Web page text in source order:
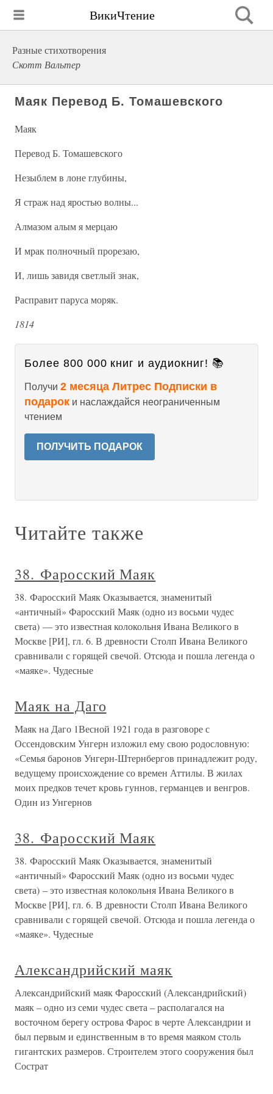
ВикиЧтение
Разные стихотворения
Скотт Вальтер
Маяк Перевод Б. Томашевского
Маяк
Перевод Б. Томашевского
Незыблем в лоне глубины,
Я страж над яростью волны...
Алмазом алым я мерцаю
И мрак полночный прорезаю,
И, лишь завидя светлый знак,
Расправит паруса моряк.
1814
Более 800 000 книг и аудиокниг! 📚
Получи 2 месяца Литрес Подписки в
подарок и наслаждайся неограниченным
чтением
ПОЛУЧИТЬ ПОДАРОК
Читайте также
38. Фаросский Маяк
38. Фаросский Маяк Оказывается, знаменитый
«античный» Фаросский Маяк (одно из восьми чудес
света) — это известная колокольня Ивана Великого в
Москве [РИ], гл. 6. В древности Столп Ивана Великого
сравнивали с горящей свечой. Отсюда и пошла легенда о
«маяке». Чудесные
Маяк на Даго
Маяк на Даго 1Весной 1921 года в разговоре с
Оссендовским Унгерн изложил ему свою родословную:
«Семья баронов Унгерн-Штернбергов принадлежит роду,
ведущему происхождение со времен Аттилы. В жилах
моих предков течет кровь гуннов, германцев и венгров.
Один из Унгернов
38. Фаросский Маяк
38. Фаросский Маяк Оказывается, знаменитый
«античный» Фаросский Маяк (одно из восьми чудес
света) – это известная колокольня Ивана Великого в
Москве [РИ], гл. 6. В древности Столп Ивана Великого
сравнивали с горящей свечой. Отсюда и пошла легенда о
«маяке». Чудесные
Александрийский маяк
Александрийский маяк Фаросский (Александрийский)
маяк – одно из семи чудес света – располагался на
восточном берегу острова Фарос в черте Александрии и
был первым и единственным в то время маяком столь
гигантских размеров. Строителем этого сооружения был
Сострат